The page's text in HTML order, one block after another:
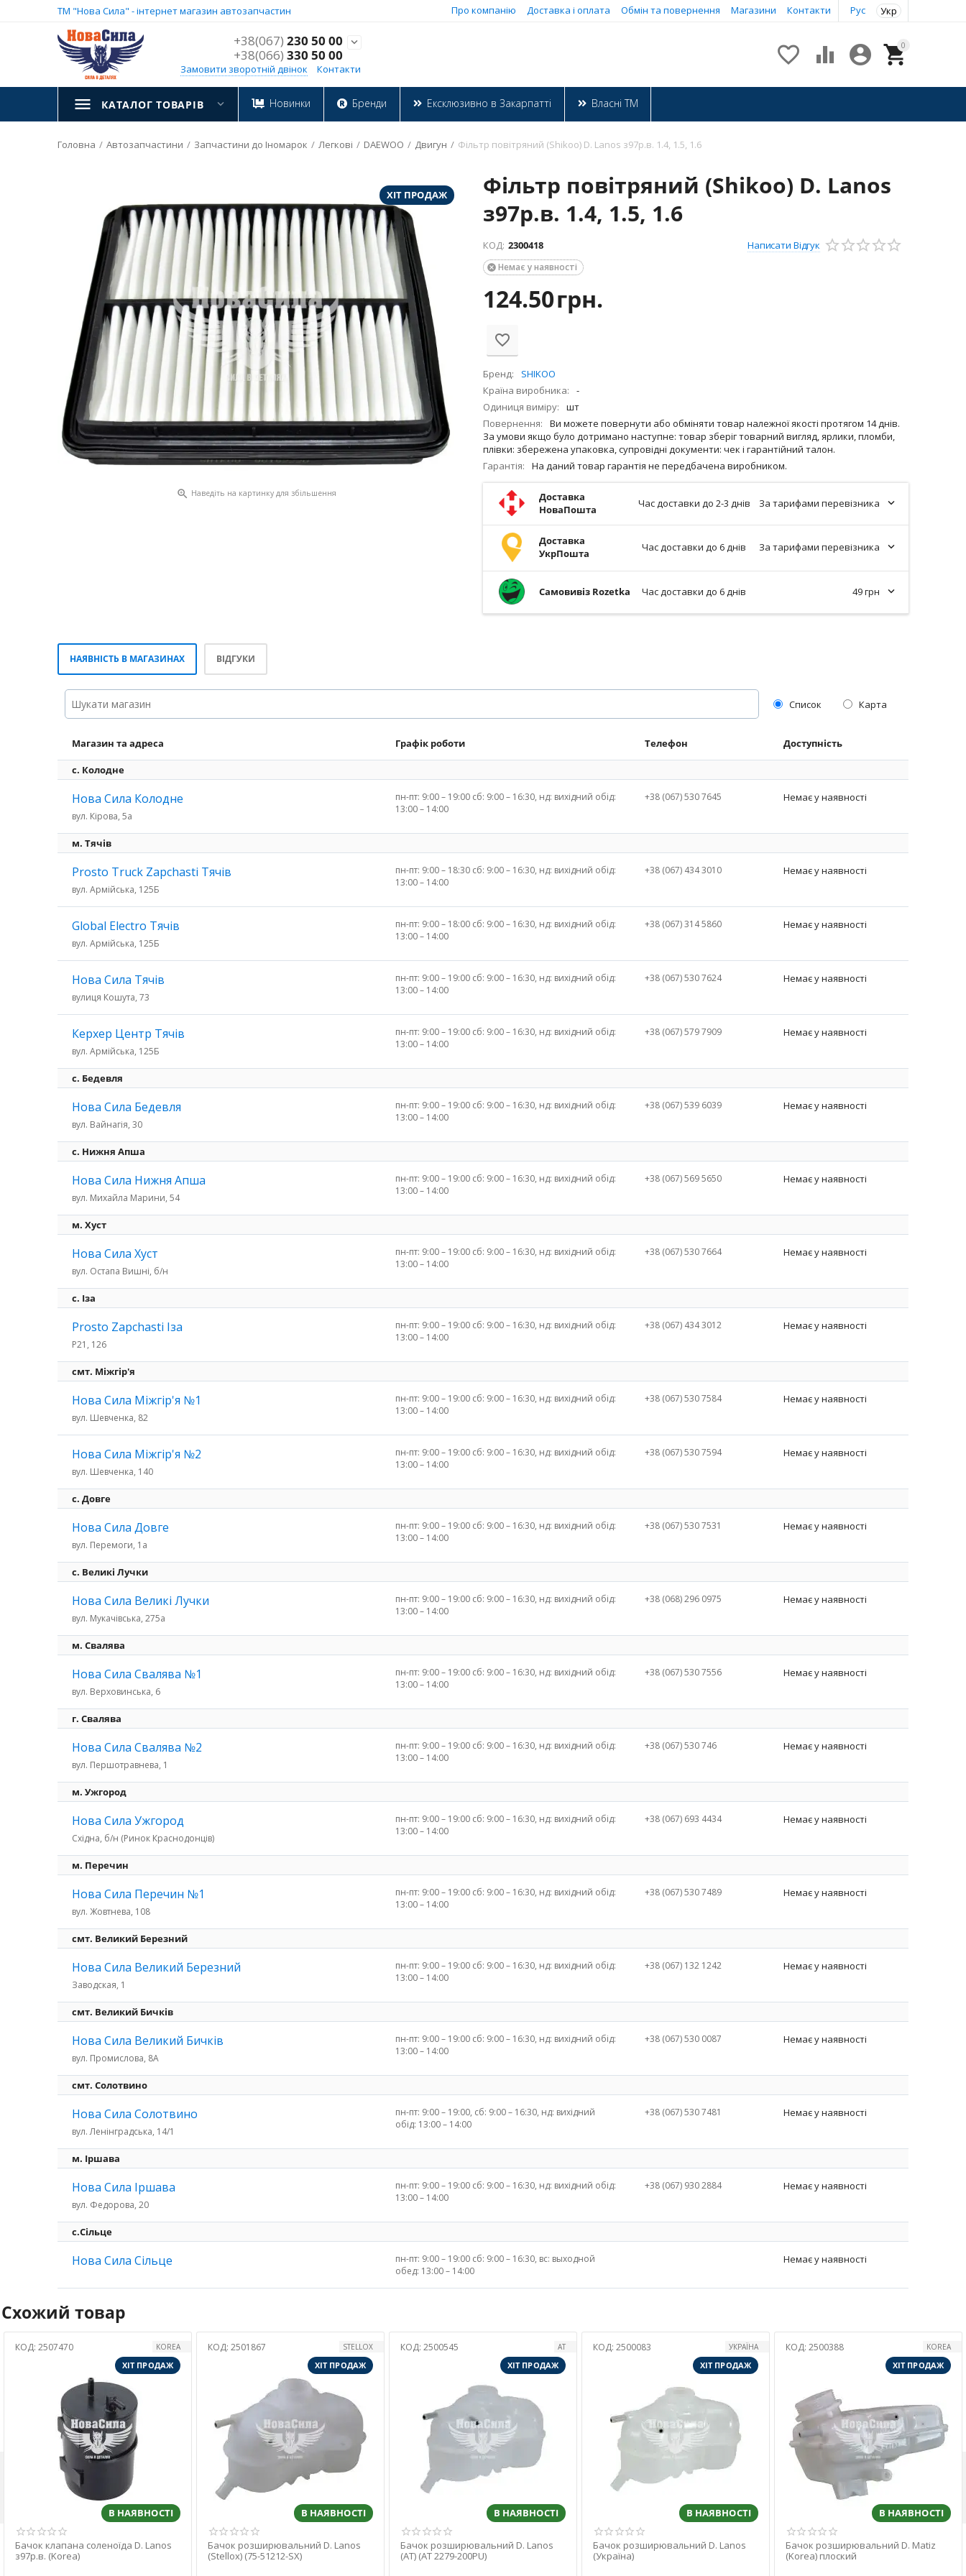
ТМ "Нова Сила" - інтернет магазин автозапчастин Рус Укр
Про компанію Доставка і оплата Обмін та повернення Магазини Контакти
+38(067) 230 50 00
+38(066) 330 50 00

Замовити зворотній двінок Контакти
0


 
КАТАЛОГ ТОВАРІВ Новинки Бренди Ексклюзивно в Закарпатті Власні ТМ
Головна / Автозапчастини / Запчастини до Іномарок / Легкові / DAEWOO / Двигун / Фільтр повітряний (Shikoo) D. Lanos з97р.в. 1.4, 1.5, 1.6
ХІТ ПРОДАЖ
 Наведіть на картинку для збільшення
Фільтр повітряний (Shikoo) D. Lanos
з97р.в. 1.4, 1.5, 1.6
КОД: 2300418 Написати Відгук
Немає у наявності

124.50грн.
Бренд
SHIKOO
Країна виробника
-
Одиниця виміру
шт
Повернення
Ви можете повернути або обміняти товар належної якості протягом 14 днів.
За умови якщо було дотримано наступне: товар зберіг товарний вигляд, ярлики, пломби,
плівки: збережена упаковка, супровідні документи: чек і гарантійний талон.
Гарантія
На даний товар гарантія не передбачена виробником.
Доставка
НоваПошта
Час доставки до 2-3 днів За тарифами перевізника
Доставка
УкрПошта
Час доставки до 6 днів За тарифами перевізника
Самовивіз Rozetka Час доставки до 6 днів 49 грн
НАЯВНІСТЬ В МАГАЗИНАХ ВІДГУКИ
Список Карта
Магазин та адреса Графік роботи Телефон Доступність
с. Колодне
Нова Сила Колодне
вул. Кірова, 5а
пн-пт: 9:00 – 19:00 сб: 9:00 – 16:30, нд: вихідний обід:
13:00 – 14:00
+38 (067) 530 7645 Немає у наявності
м. Тячів
Prosto Truck Zapchasti Тячів
вул. Армійська, 125Б
пн-пт: 9:00 – 18:30 сб: 9:00 – 16:30, нд: вихідний обід:
13:00 – 14:00
+38 (067) 434 3010 Немає у наявності
Global Electro Тячів
вул. Армійська, 125Б
пн-пт: 9:00 – 18:00 сб: 9:00 – 16:30, нд: вихідний обід:
13:00 – 14:00
+38 (067) 314 5860 Немає у наявності
Нова Сила Тячів
вулиця Кошута, 73
пн-пт: 9:00 – 19:00 сб: 9:00 – 16:30, нд: вихідний обід:
13:00 – 14:00
+38 (067) 530 7624 Немає у наявності
Керхер Центр Тячів
вул. Армійська, 125Б
пн-пт: 9:00 – 19:00 сб: 9:00 – 16:30, нд: вихідний обід:
13:00 – 14:00
+38 (067) 579 7909 Немає у наявності
c. Бедевля
Нова Сила Бедевля
вул. Вайнагія, 30
пн-пт: 9:00 – 19:00 сб: 9:00 – 16:30, нд: вихідний обід:
13:00 – 14:00
+38 (067) 539 6039 Немає у наявності
с. Нижня Апша
Нова Сила Нижня Апша
вул. Михайла Марини, 54
пн-пт: 9:00 – 19:00 сб: 9:00 – 16:30, нд: вихідний обід:
13:00 – 14:00
+38 (067) 569 5650 Немає у наявності
м. Хуст
Нова Сила Хуст
вул. Остапа Вишні, б/н
пн-пт: 9:00 – 19:00 сб: 9:00 – 16:30, нд: вихідний обід:
13:00 – 14:00
+38 (067) 530 7664 Немає у наявності
c. Іза
Prosto Zapchasti Іза
P21, 126
пн-пт: 9:00 – 19:00 сб: 9:00 – 16:30, нд: вихідний обід:
13:00 – 14:00
+38 (067) 434 3012 Немає у наявності
смт. Міжгір'я
Нова Сила Міжгір'я №1
вул. Шевченка, 82
пн-пт: 9:00 – 19:00 сб: 9:00 – 16:30, нд: вихідний обід:
13:00 – 14:00
+38 (067) 530 7584 Немає у наявності
Нова Сила Міжгір'я №2
вул. Шевченка, 140
пн-пт: 9:00 – 19:00 сб: 9:00 – 16:30, нд: вихідний обід:
13:00 – 14:00
+38 (067) 530 7594 Немає у наявності
с. Довге
Нова Сила Довге
вул. Перемоги, 1а
пн-пт: 9:00 – 19:00 сб: 9:00 – 16:30, нд: вихідний обід:
13:00 – 14:00
+38 (067) 530 7531 Немає у наявності
c. Великі Лучки
Нова Сила Великі Лучки
вул. Мукачівська, 275а
пн-пт: 9:00 – 19:00 сб: 9:00 – 16:30, нд: вихідний обід:
13:00 – 14:00
+38 (068) 296 0975 Немає у наявності
м. Свалява
Нова Сила Свалява №1
вул. Верховинська, 6
пн-пт: 9:00 – 19:00 сб: 9:00 – 16:30, нд: вихідний обід:
13:00 – 14:00
+38 (067) 530 7556 Немає у наявності
г. Свалява
Нова Сила Свалява №2
вул. Першотравнева, 1
пн-пт: 9:00 – 19:00 сб: 9:00 – 16:30, нд: вихідний обід:
13:00 – 14:00
+38 (067) 530 746 Немає у наявності
м. Ужгород
Нова Сила Ужгород
Східна, б/н (Ринок Краснодонців)
пн-пт: 9:00 – 19:00 сб: 9:00 – 16:30, нд: вихідний обід:
13:00 – 14:00
+38 (067) 693 4434 Немає у наявності
м. Перечин
Нова Сила Перечин №1
вул. Жовтнева, 108
пн-пт: 9:00 – 19:00 сб: 9:00 – 16:30, нд: вихідний обід:
13:00 – 14:00
+38 (067) 530 7489 Немає у наявності
смт. Великий Березний
Нова Сила Великий Березний
Заводская, 1
пн-пт: 9:00 – 19:00 сб: 9:00 – 16:30, нд: вихідний обід:
13:00 – 14:00
+38 (067) 132 1242 Немає у наявності
смт. Великий Бичків
Нова Сила Великий Бичків
вул. Промислова, 8А
пн-пт: 9:00 – 19:00 сб: 9:00 – 16:30, нд: вихідний обід:
13:00 – 14:00
+38 (067) 530 0087 Немає у наявності
смт. Солотвино
Нова Сила Солотвино
вул. Ленінградська, 14/1
пн-пт: 9:00 – 19:00, сб: 9:00 – 16:30, нд: вихідний
обід: 13:00 – 14:00
+38 (067) 530 7481 Немає у наявності
м. Іршава
Нова Сила Іршава
вул. Федорова, 20
пн-пт: 9:00 – 19:00 сб: 9:00 – 16:30, нд: вихідний обід:
13:00 – 14:00
+38 (067) 930 2884 Немає у наявності
с.Сільце
Нова Сила Сільце
пн-пт: 9:00 – 19:00 сб: 9:00 – 16:30, вс: выходной
обед: 13:00 – 14:00
Немає у наявності
Схожий товар
КОД: 2501867
STELLOX
ХІТ ПРОДАЖ
В НАЯВНОСТІ
Бачок розширювальний D. Lanos
(Stellox) (75-51212-SX)
КОД: 2500545
АТ
ХІТ ПРОДАЖ
В НАЯВНОСТІ
Бачок розширювальний D. Lanos
(АТ) (AT 2279-200PU)
КОД: 2500083
УКРАЇНА
ХІТ ПРОДАЖ
В НАЯВНОСТІ
Бачок розширювальний D. Lanos
(Україна)
КОД: 2500388
KOREA
ХІТ ПРОДАЖ
В НАЯВНОСТІ
Бачок розширювальний D. Matiz
(Korea) плоский
КОД: 2507500
DW MOTOR
ХІТ ПРОДАЖ
В НАЯВНОСТІ
Бачок розширювальний D. Nexia
(DW motor)